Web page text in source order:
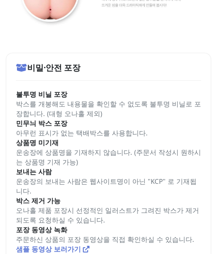
비밀·안전 포장
불투명 비닐 포장
박스를 개봉해도 내용물을 확인할 수 없도록 불투명 비닐로 포
장합니다. (대형 오나홀 제외)
민무늬 박스 포장
아무런 표시가 없는 택배박스를 사용합니다.
상품명 미기재
운송장에 상품명을 기재하지 않습니다. (주문서 작성시 원하시
는 상품명 기재 가능)
보내는 사람
운송장의 보내는 사람은 웹사이트명이 아닌 "KCP" 로 기재됩
니다.
박스 제거 가능
오나홀 제품 포장시 선정적인 일러스트가 그려진 박스가 제거
되도록 요청하실 수 있습니다.
포장 동영상 녹화
주문하신 상품의 포장 동영상을 직접 확인하실 수 있습니다.
샘플 동영상 보러가기